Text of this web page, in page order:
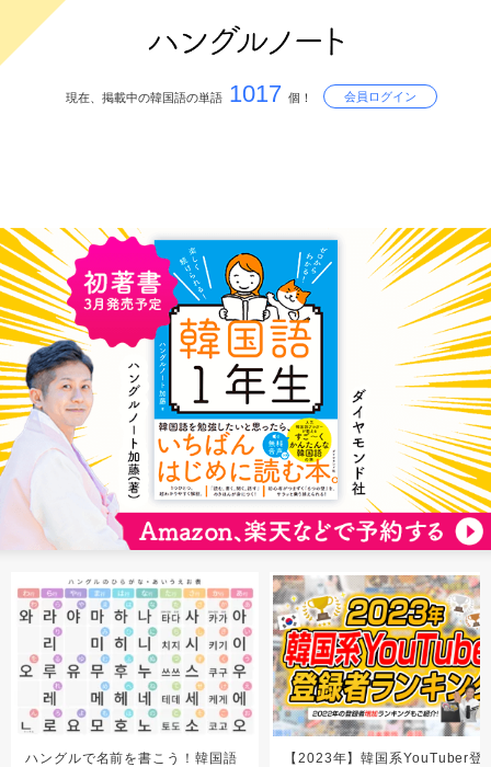
現在、掲載中の韓国語の単語 1017 個！ 会員ログイン
ハングルで名前を書こう！韓国語
【2023年】韓国系YouTuber登